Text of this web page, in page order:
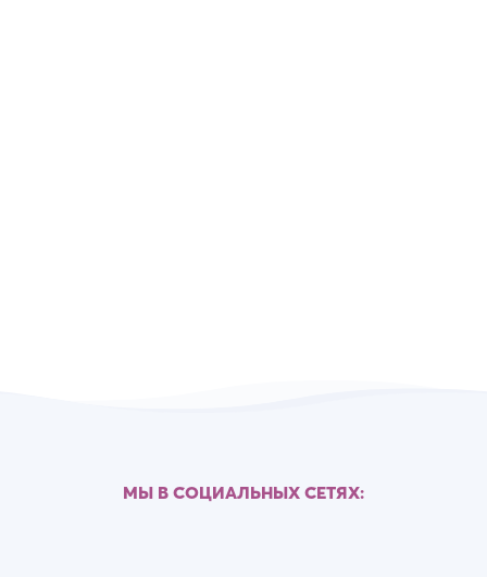
МЫ В СОЦИАЛЬНЫХ СЕТЯХ: